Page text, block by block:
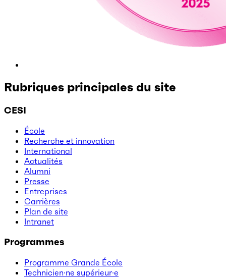
Rubriques principales du site
CESI
École
Recherche et innovation
International
Actualités
Alumni
Presse
Entreprises
Carrières
Plan de site
Intranet
Programmes
Programme Grande École
Technicien·ne supérieur·e